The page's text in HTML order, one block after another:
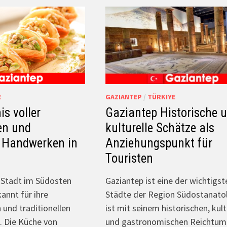
voller
und
in
im Südosten
für ihre
und traditionellen
Küche von
GAZIANTEP / TÜRKIYE
Gaziantep Historische
kulturelle Schätze als
Anziehungspunkt für
Touristen
Gaziantep ist eine der
Städte der Region
ist mit seinem historischen,
und gastronomischen